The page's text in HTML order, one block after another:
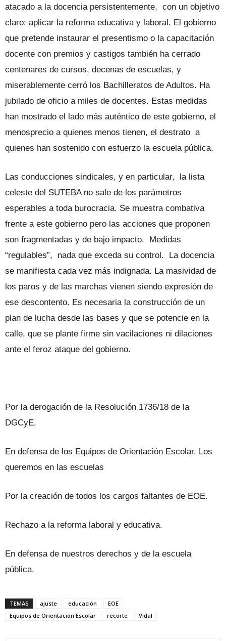
atacado a la docencia persistentemente, con un objetivo
claro: aplicar la reforma educativa y laboral. El gobierno
que pretende instaurar el presentismo o la capacitación
docente con premios y castigos también ha cerrado
centenares de cursos, decenas de escuelas, y
miserablemente cerró los Bachilleratos de Adultos. Ha
jubilado de oficio a miles de docentes. Estas medidas
han mostrado el lado más auténtico de este gobierno, el
menosprecio a quienes menos tienen, el destrato a
quienes han sostenido con esfuerzo la escuela pública.
Las conducciones sindicales, y en particular, la lista
celeste del SUTEBA no sale de los parámetros
esperables a toda burocracia. Se muestra combativa
frente a este gobierno pero las acciones que proponen
son fragmentadas y de bajo impacto. Medidas
“regulables”, nada que exceda su control. La docencia
se manifiesta cada vez más indignada. La masividad de
los paros y de las marchas vienen siendo expresión de
ese descontento. Es necesaria la construcción de un
plan de lucha desde las bases y que se potencie en la
calle, que se plante firme sin vacilaciones ni dilaciones
ante el feroz ataque del gobierno.
Por la derogación de la Resolución 1736/18 de la
DGCyE.
En defensa de los Equipos de Orientación Escolar. Los
queremos en las escuelas
Por la creación de todos los cargos faltantes de EOE.
Rechazo a la reforma laboral y educativa.
En defensa de nuestros derechos y de la escuela
pública.
TEMAS ajuste educación
EOE
Equipos de Orientación Escolar
recorte Vidal